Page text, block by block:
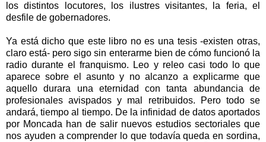
los distintos locutores, los ilustres visitantes, la feria, el
desfile de gobernadores.
Ya está dicho que este libro no es una tesis -existen otras,
claro está- pero sigo sin enterarme bien de cómo funcionó la
radio durante el franquismo. Leo y releo casi todo lo que
aparece sobre el asunto y no alcanzo a explicarme que
aquello durara una eternidad con tanta abundancia de
profesionales avispados y mal retribuidos. Pero todo se
andará, tiempo al tiempo. De la infinidad de datos aportados
por Moncada han de salir nuevos estudios sectoriales que
nos ayuden a comprender lo que todavía queda en sordina,